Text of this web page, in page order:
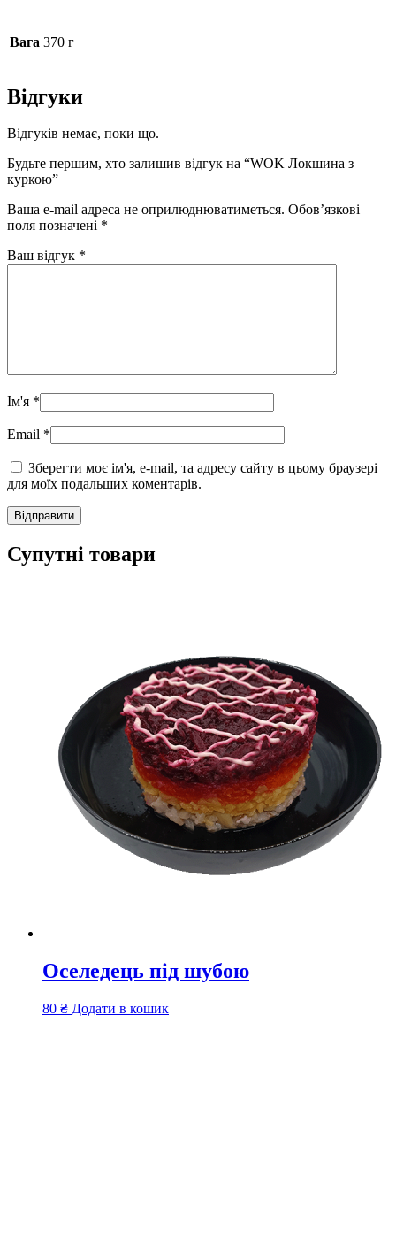
Вага 370 г
Відгуки
Відгуків немає, поки що.
Будьте першим, хто залишив відгук на “WOK Локшина з
куркою”
Ваша e-mail адреса не оприлюднюватиметься. Обов’язкові
поля позначені *
Ваш відгук *
Ім'я *
Email *
Зберегти моє ім'я, e-mail, та адресу сайту в цьому браузері
для моїх подальших коментарів.
Супутні товари
Оселедець під шубою
80 ₴ Додати в кошик